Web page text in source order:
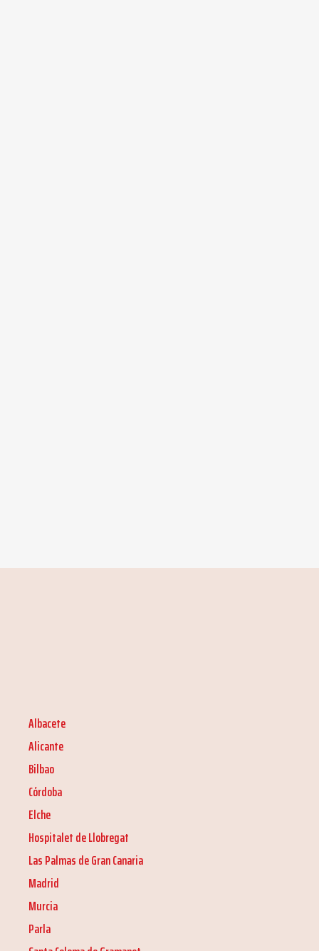
Albacete
Alicante
Bilbao
Córdoba
Elche
Hospitalet de Llobregat
Las Palmas de Gran Canaria
Madrid
Murcia
Parla